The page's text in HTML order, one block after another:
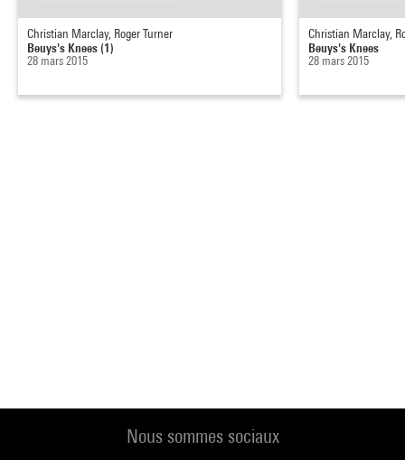
Christian Marclay, Roger Turner
Beuys's Knees (1)
28 mars 2015
Christian Marclay,
Beuys's Knees
28 mars 2015
Nous sommes sociaux